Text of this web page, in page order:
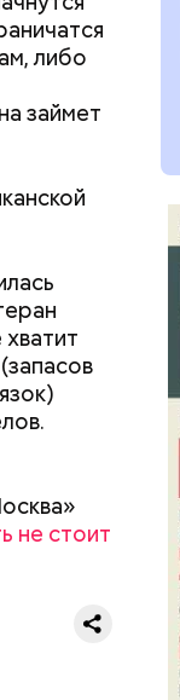
либо
займет
не стоит
без
при
кто может
нужны